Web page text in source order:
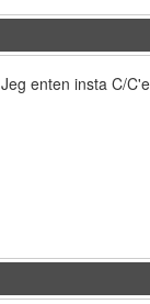
Jeg enten insta C/